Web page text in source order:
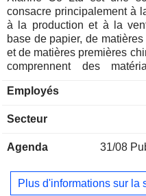
consacre principalement à
à la production et à la
base de papier, de
et de matières premières
comprennent des
l'industrie du tabac, des
produits destinés à l'édition
consommation courante.
Employés
Secteur
Agenda 31/08
Plus d'informations sur la